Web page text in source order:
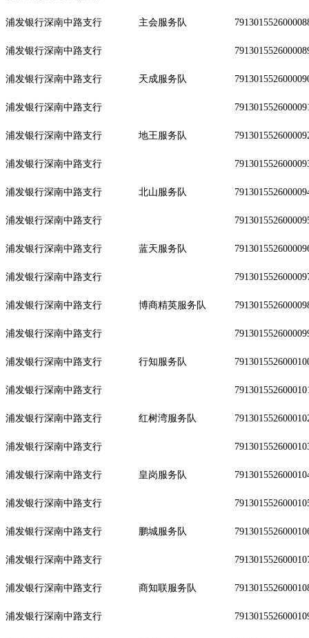
浦发银行深南中路支行 主会服务队
浦发银行深南中路支行
浦发银行深南中路支行 天成服务队
浦发银行深南中路支行
浦发银行深南中路支行 地王服务队
浦发银行深南中路支行
浦发银行深南中路支行 北山服务队
浦发银行深南中路支行
浦发银行深南中路支行 蓝天服务队
浦发银行深南中路支行
浦发银行深南中路支行 博商精英服务队
浦发银行深南中路支行
浦发银行深南中路支行 行知服务队
浦发银行深南中路支行
浦发银行深南中路支行 红树湾服务队
浦发银行深南中路支行
浦发银行深南中路支行 皇岗服务队
浦发银行深南中路支行
浦发银行深南中路支行 鹏城服务队
浦发银行深南中路支行
浦发银行深南中路支行 商知联服务队
浦发银行深南中路支行